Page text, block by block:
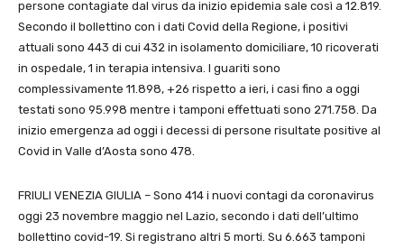
persone contagiate dal virus da inizio epidemia sale così a 12.819.
Secondo il bollettino con i dati Covid della Regione, i positivi
attuali sono 443 di cui 432 in isolamento domiciliare, 10 ricoverati
in ospedale, 1 in terapia intensiva. I guariti sono
complessivamente 11.898, +26 rispetto a ieri, i casi fino a oggi
testati sono 95.998 mentre i tamponi effettuati sono 271.758. Da
inizio emergenza ad oggi i decessi di persone risultate positive al
Covid in Valle d’Aosta sono 478.
FRIULI VENEZIA GIULIA – Sono 414 i nuovi contagi da coronavirus
oggi 23 novembre maggio nel Lazio, secondo i dati dell’ultimo
bollettino covid-19. Si registrano altri 5 morti. Su 6.663 tamponi